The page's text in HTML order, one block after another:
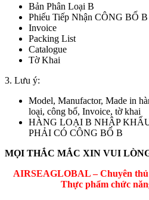
Bản Phân Loại B
Phiếu Tiếp Nhận CÔNG BỐ B
Invoice
Packing List
Catalogue
Tờ Khai
3. Lưu ý:
Model, Manufactor, Made in
loại, công bố, Invoice, tờ khai
HÀNG LOẠI B NHẬP
PHẢI CÓ CÔNG BỐ B
MỌI THẮC MẮC XIN VUI
AIRSEAGLOBAL – Chuyên
Thực phẩm chức